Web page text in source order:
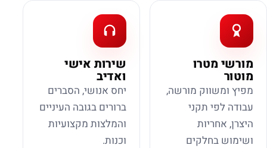
מורשי מטרו
מוטור
מפיץ ומשווק מורשה,
עבודה לפי תקני
היצרן, אחריות
ושימוש בחלקים
שירות אישי
ואדיב
יחס אנושי, הסברים
ברורים בגובה העיניים
והמלצות מקצועיות
וכנות.